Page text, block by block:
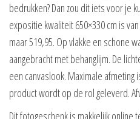
bedrukken? Dan zou dit iets voor je
expositie kwaliteit 650×330 cm is
maar 519,95. Op vlakke en schone
aangebracht met behanglijm. De
een canvaslook. Maximale afmeting
product wordt op de rol geleverd.
Dit fotogeschenk is makkelijk online